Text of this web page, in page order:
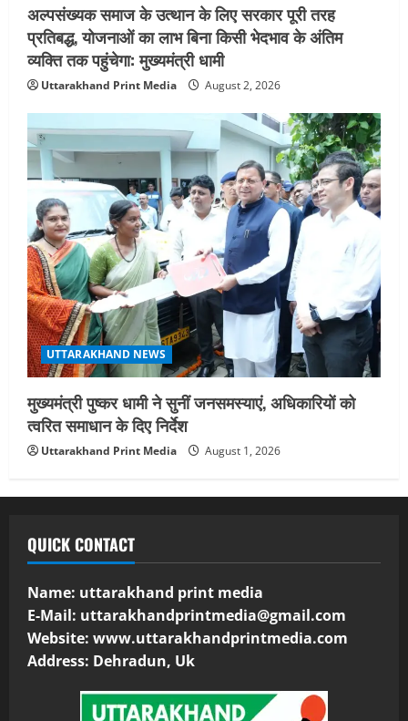
अल्पसंख्यक समाज के उत्थान के लिए सरकार पूरी तरह
प्रतिबद्ध, योजनाओं का लाभ बिना किसी भेदभाव के अंतिम
व्यक्ति तक पहुंचेगा: मुख्यमंत्री धामी
Uttarakhand Print Media August 2, 2026
UTTARAKHAND NEWS
मुख्यमंत्री पुष्कर धामी ने सुनीं जनसमस्याएं, अधिकारियों को
त्वरित समाधान के दिए निर्देश
Uttarakhand Print Media August 1, 2026
QUICK CONTACT
Name: uttarakhand print media
E-Mail: uttarakhandprintmedia@gmail.com
Website: www.uttarakhandprintmedia.com
Address: Dehradun, Uk